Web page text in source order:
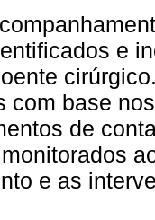
e
com base
de
e as